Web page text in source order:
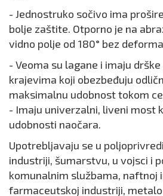
- Jednostruko sočivo ima
bolje zaštite. Otporno je na
vidno polje od 180° bez
- Veoma su lagane i imaju
krajevima koji obezbeđuju
maksimalnu udobnost tokom
- Imaju univerzalni, liveni most
udobnosti naočara.
Upotrebljavaju se u
industriji, šumarstvu, u vojsci i
komunalnim službama, naftnoj
farmaceutskoj industriji,